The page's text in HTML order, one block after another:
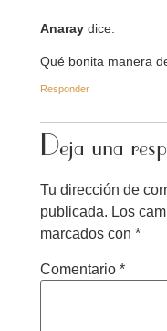
Anaray dice:
Qué bonita manera
Responder
Deja una
Tu dirección de
publicada. Los
marcados con *
Comentario *